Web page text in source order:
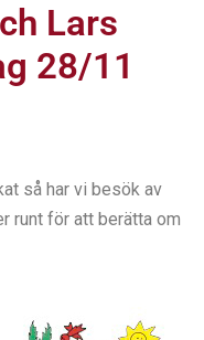
Lars
28/11
så har vi besök av
runt för att berätta om